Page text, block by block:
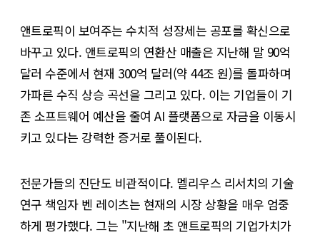
앤트로픽이 보여주는 수치적 성장세는 공포를 확신으로
바꾸고 있다. 앤트로픽의 연환산 매출은 지난해 말 90억
달러 수준에서 현재 300억 달러(약 44조 원)를 돌파하며
가파른 수직 상승 곡선을 그리고 있다. 이는 기업들이 기
존 소프트웨어 예산을 줄여 AI 플랫폼으로 자금을 이동시
키고 있다는 강력한 증거로 풀이된다.
전문가들의 진단도 비관적이다. 멜리우스 리서치의 기술
연구 책임자 벤 레이츠는 현재의 시장 상황을 매우 엄중
하게 평가했다. 그는 "지난해 초 앤트로픽의 기업가치가